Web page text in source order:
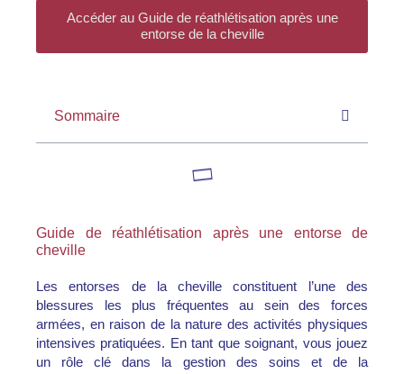
Accéder au Guide de réathlétisation après une
entorse de la cheville
Sommaire
Guide de réathlétisation après une entorse de
cheville
Les entorses de la cheville constituent l’une des
blessures les plus fréquentes au sein des forces
armées, en raison de la nature des activités physiques
intensives pratiquées. En tant que soignant, vous jouez
un rôle clé dans la gestion des soins et de la